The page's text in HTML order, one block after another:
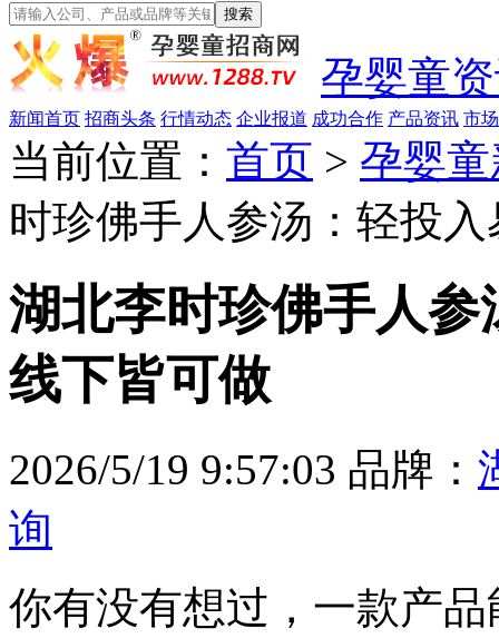
孕婴童
新闻首页 招商头条 行情动态 企业报道 成功合作 产品资讯 市
当前位置： 首页 > 孕婴
时珍佛手人参汤：轻投
湖北李时珍佛手人
线下皆可做
2026/5/19 9:57:03 品牌：
询
你有没有想过，一款产